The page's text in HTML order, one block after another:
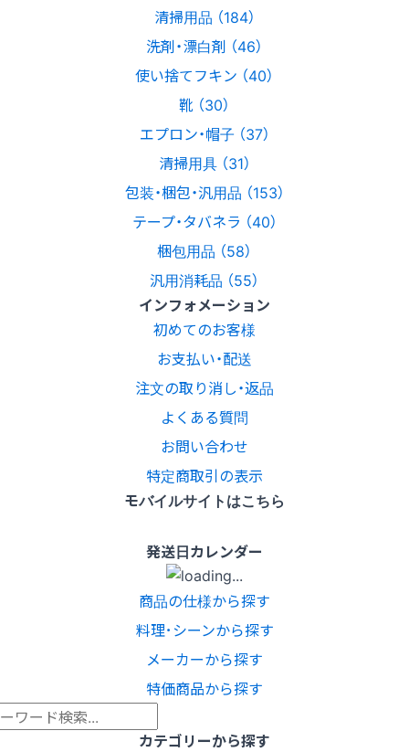
清掃用品 （184）
洗剤・漂白剤 （46）
使い捨てフキン （40）
靴 （30）
エプロン・帽子 （37）
清掃用具 （31）
包装・梱包・汎用品 （153）
テープ・タバネラ （40）
梱包用品 （58）
汎用消耗品 （55）
インフォメーション
初めてのお客様
お支払い・配送
注文の取り消し・返品
よくある質問
お問い合わせ
特定商取引の表示
モバイルサイトはこちら
発送日カレンダー
商品の仕様から探す
料理･シーンから探す
メーカーから探す
特価商品から探す
カテゴリーから探す